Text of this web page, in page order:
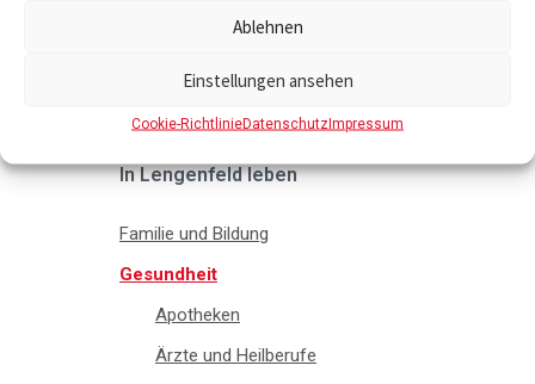
Ablehnen
Einstellungen ansehen
Cookie-RichtlinieDatenschutzImpressum
In Lengenfeld leben
Familie und Bildung
Gesundheit
Apotheken
Ärzte und Heilberufe